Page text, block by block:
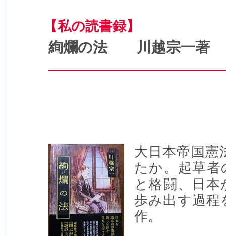
【私の読書録】
絢爛の法 川越宗一
大日本帝国憲
たか。起草者
と格闘、日
歩み出す過程
作。